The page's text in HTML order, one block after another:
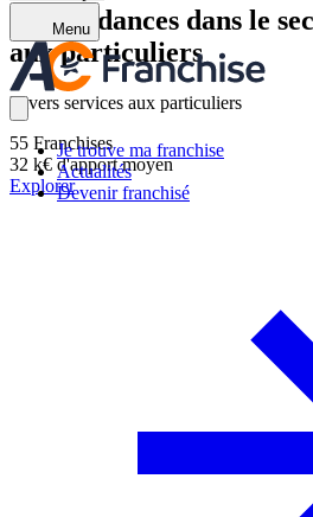
Menu
Je trouve ma franchise
Actualités
Devenir franchisé
Les tendances dans le
aux particuliers
Divers services aux particuliers
55 Franchises
32 k€ d'apport moyen
Explorer